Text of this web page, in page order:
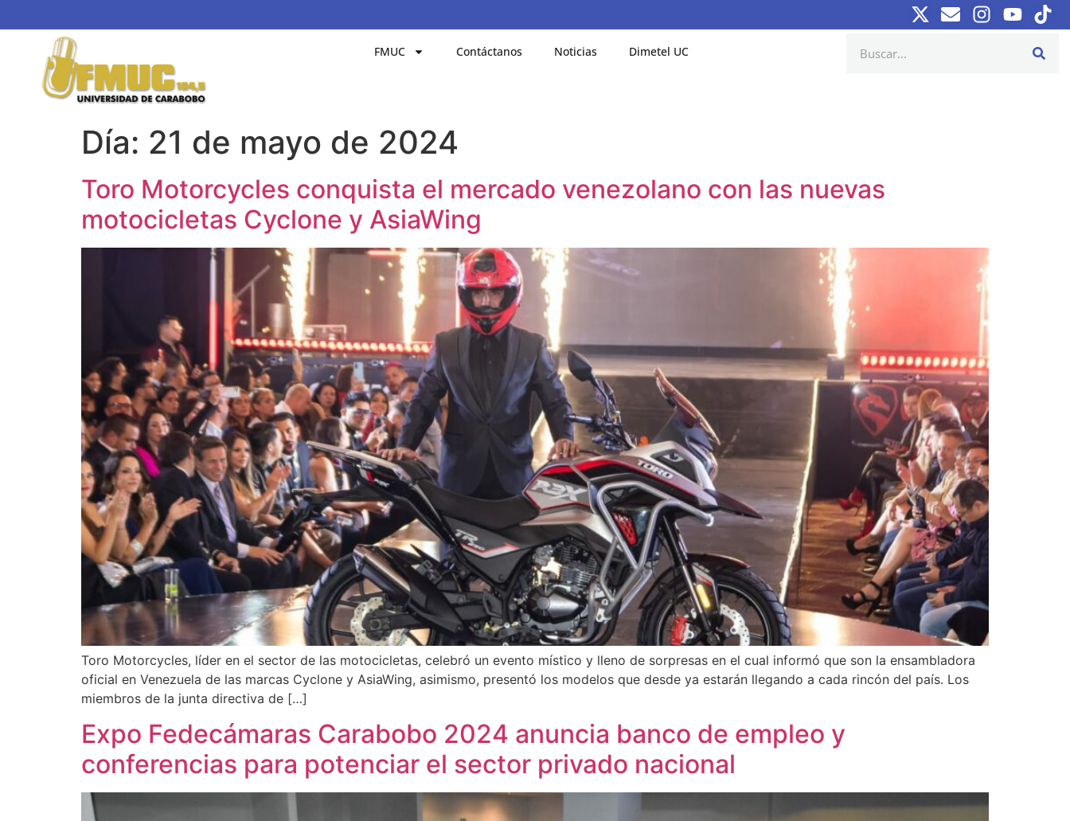
FMUC Contáctanos Noticias Dimetel UC
Día: 21 de mayo de 2024
Toro Motorcycles conquista el mercado venezolano con las nuevas
motocicletas Cyclone y AsiaWing
Toro Motorcycles, líder en el sector de las motocicletas, celebró un evento místico y lleno de sorpresas en el cual informó que son la ensambladora
oficial en Venezuela de las marcas Cyclone y AsiaWing, asimismo, presentó los modelos que desde ya estarán llegando a cada rincón del país. Los
miembros de la junta directiva de […]
Expo Fedecámaras Carabobo 2024 anuncia banco de empleo y
conferencias para potenciar el sector privado nacional